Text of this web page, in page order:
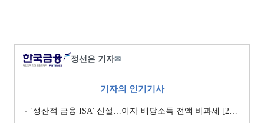
정선은 기자✉
기자의 인기기사
'생산적 금융 ISA' 신설…이자·배당소득 전액 비과세 [2026 세제개편안]